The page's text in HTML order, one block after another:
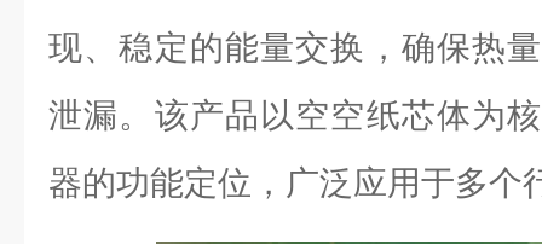
现、稳定的能量交换，确保热
泄漏。该产品以空空纸芯体为
器的功能定位，广泛应用于多个